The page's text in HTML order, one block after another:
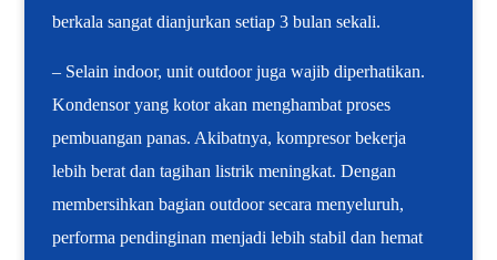
berkala sangat dianjurkan setiap 3 bulan sekali.
– Selain indoor, unit outdoor juga wajib diperhatikan.
Kondensor yang kotor akan menghambat proses
pembuangan panas. Akibatnya, kompresor bekerja
lebih berat dan tagihan listrik meningkat. Dengan
membersihkan bagian outdoor secara menyeluruh,
performa pendinginan menjadi lebih stabil dan hemat